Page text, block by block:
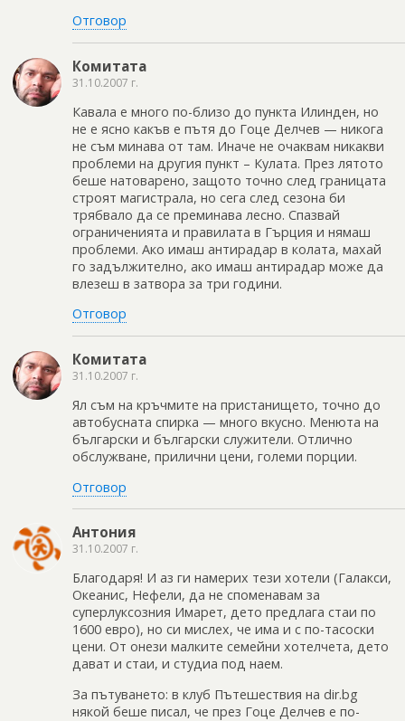
Отговор
Комитата
31.10.2007 г.
Кавала е много по-близо до пункта Илинден, но
не е ясно какъв е пътя до Гоце Делчев — никога
не съм минава от там. Иначе не очаквам никакви
проблеми на другия пункт – Кулата. През лятото
беше натоварено, защото точно след границата
строят магистрала, но сега след сезона би
трябвало да се преминава лесно. Спазвай
ограниченията и правилата в Гърция и нямаш
проблеми. Ако имаш антирадар в колата, махай
го задължително, ако имаш антирадар може да
влезеш в затвора за три години.
Отговор
Комитата
31.10.2007 г.
Ял съм на кръчмите на пристанището, точно до
автобусната спирка — много вкусно. Менюта на
български и български служители. Отлично
обслужване, прилични цени, големи порции.
Отговор
Антония
31.10.2007 г.
Благодаря! И аз ги намерих тези хотели (Галакси,
Океанис, Нефели, да не споменавам за
суперлуксозния Имарет, дето предлага стаи по
1600 евро), но си мислех, че има и с по-тасоски
цени. От онези малките семейни хотелчета, дето
дават и стаи, и студиа под наем.
За пътуването: в клуб Пътешествия на dir.bg
някой беше писал, че през Гоце Делчев е по-